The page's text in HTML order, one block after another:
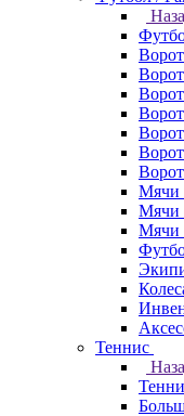
Мячи
Мячи
Мячи
Теннис